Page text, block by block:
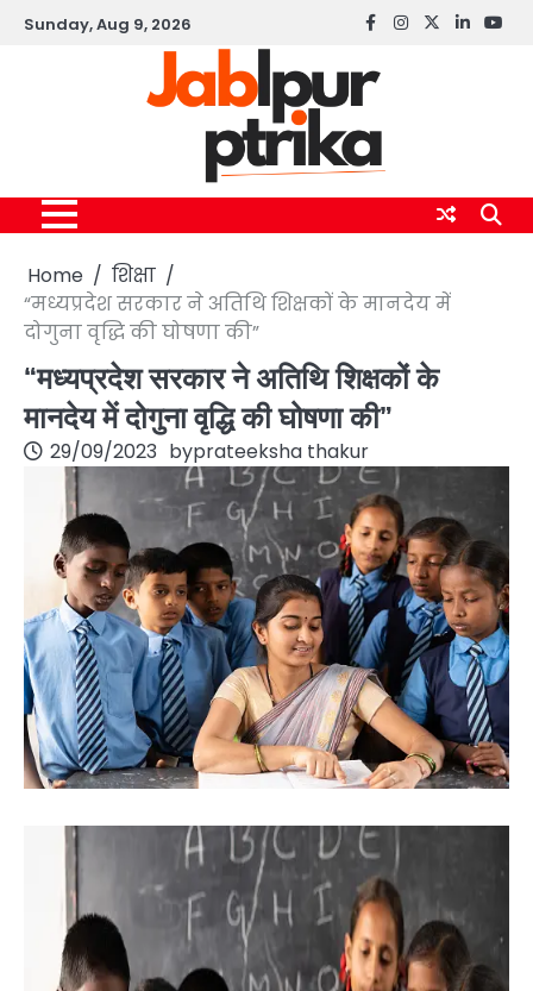
SkipSunday, Aug 9, 2026 Facebook
instagram
twitterlinkedin
Home
शिक्षा
“मध्यप्रदेश सरकार ने अतिथि शिक्षकों के मानदेय में
दोगुना वृद्धि की घोषणा की”
“मध्यप्रदेश सरकार ने अतिथि शिक्षकों के
मानदेय में दोगुना वृद्धि की घोषणा की”
29/09/2023 byprateeksha thakur